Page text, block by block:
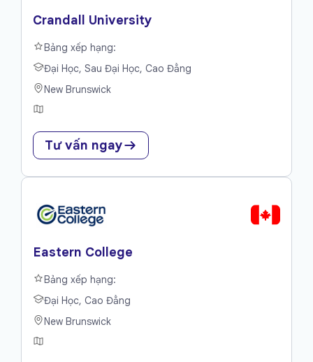
Crandall University
Bảng xếp hạng:
Đại Học, Sau Đại Học, Cao Đẳng
New Brunswick
Tư vấn ngay
Eastern College
Bảng xếp hạng:
Đại Học, Cao Đẳng
New Brunswick